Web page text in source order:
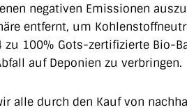
negativen Emissionen
entfernt, um
zu 100% Gots-zertifizierte Bio-
auf Deponien zu verbringen.
alle durch den Kauf von